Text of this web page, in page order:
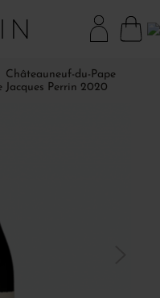
Châteauneuf-du-Pape
Jacques Perrin 2020